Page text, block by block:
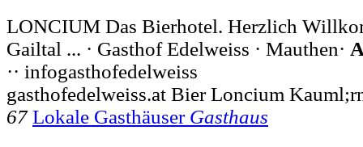
LONCIUM Das Bierhotel. Herzlich
Gailtal ... · Gasthof Edelweiss · Mauthen·
·· infogasthofedelweiss
gasthofedelweiss.at Bier Loncium
67 Lokale Gasthäuser Gasthaus